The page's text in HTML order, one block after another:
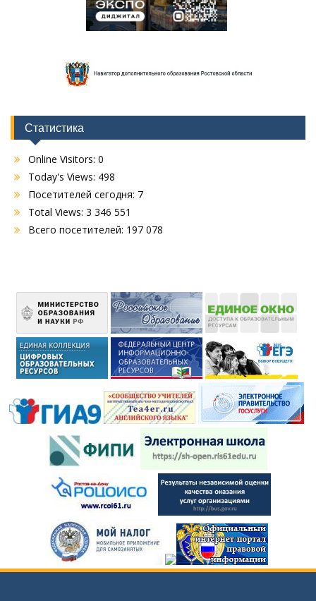
Статистика
Online Visitors: 0
Today's Views: 498
Посетителей сегодня: 7
Total Views: 3 346 551
Всего посетителей: 197 078